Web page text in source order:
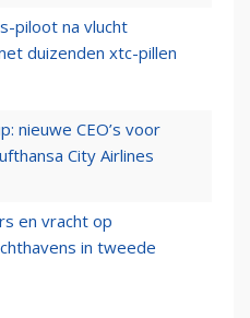
piloot na vlucht
duizenden xtc-pillen
nieuwe CEO’s voor
City Airlines
en vracht op
in tweede